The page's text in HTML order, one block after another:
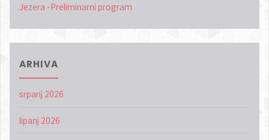
Jezera -Preliminarni program
ARHIVA
srpanj 2026
lipanj 2026